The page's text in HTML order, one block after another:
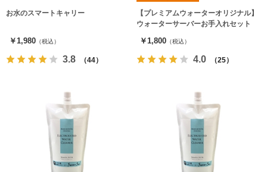
お水のスマートキャリー
￥1,980 （税込）
3.8 （44）
【プレミアムウォーターオリジナル】
ウォーターサーバーお手入れセット
￥1,800 （税込）
4.0 （25）